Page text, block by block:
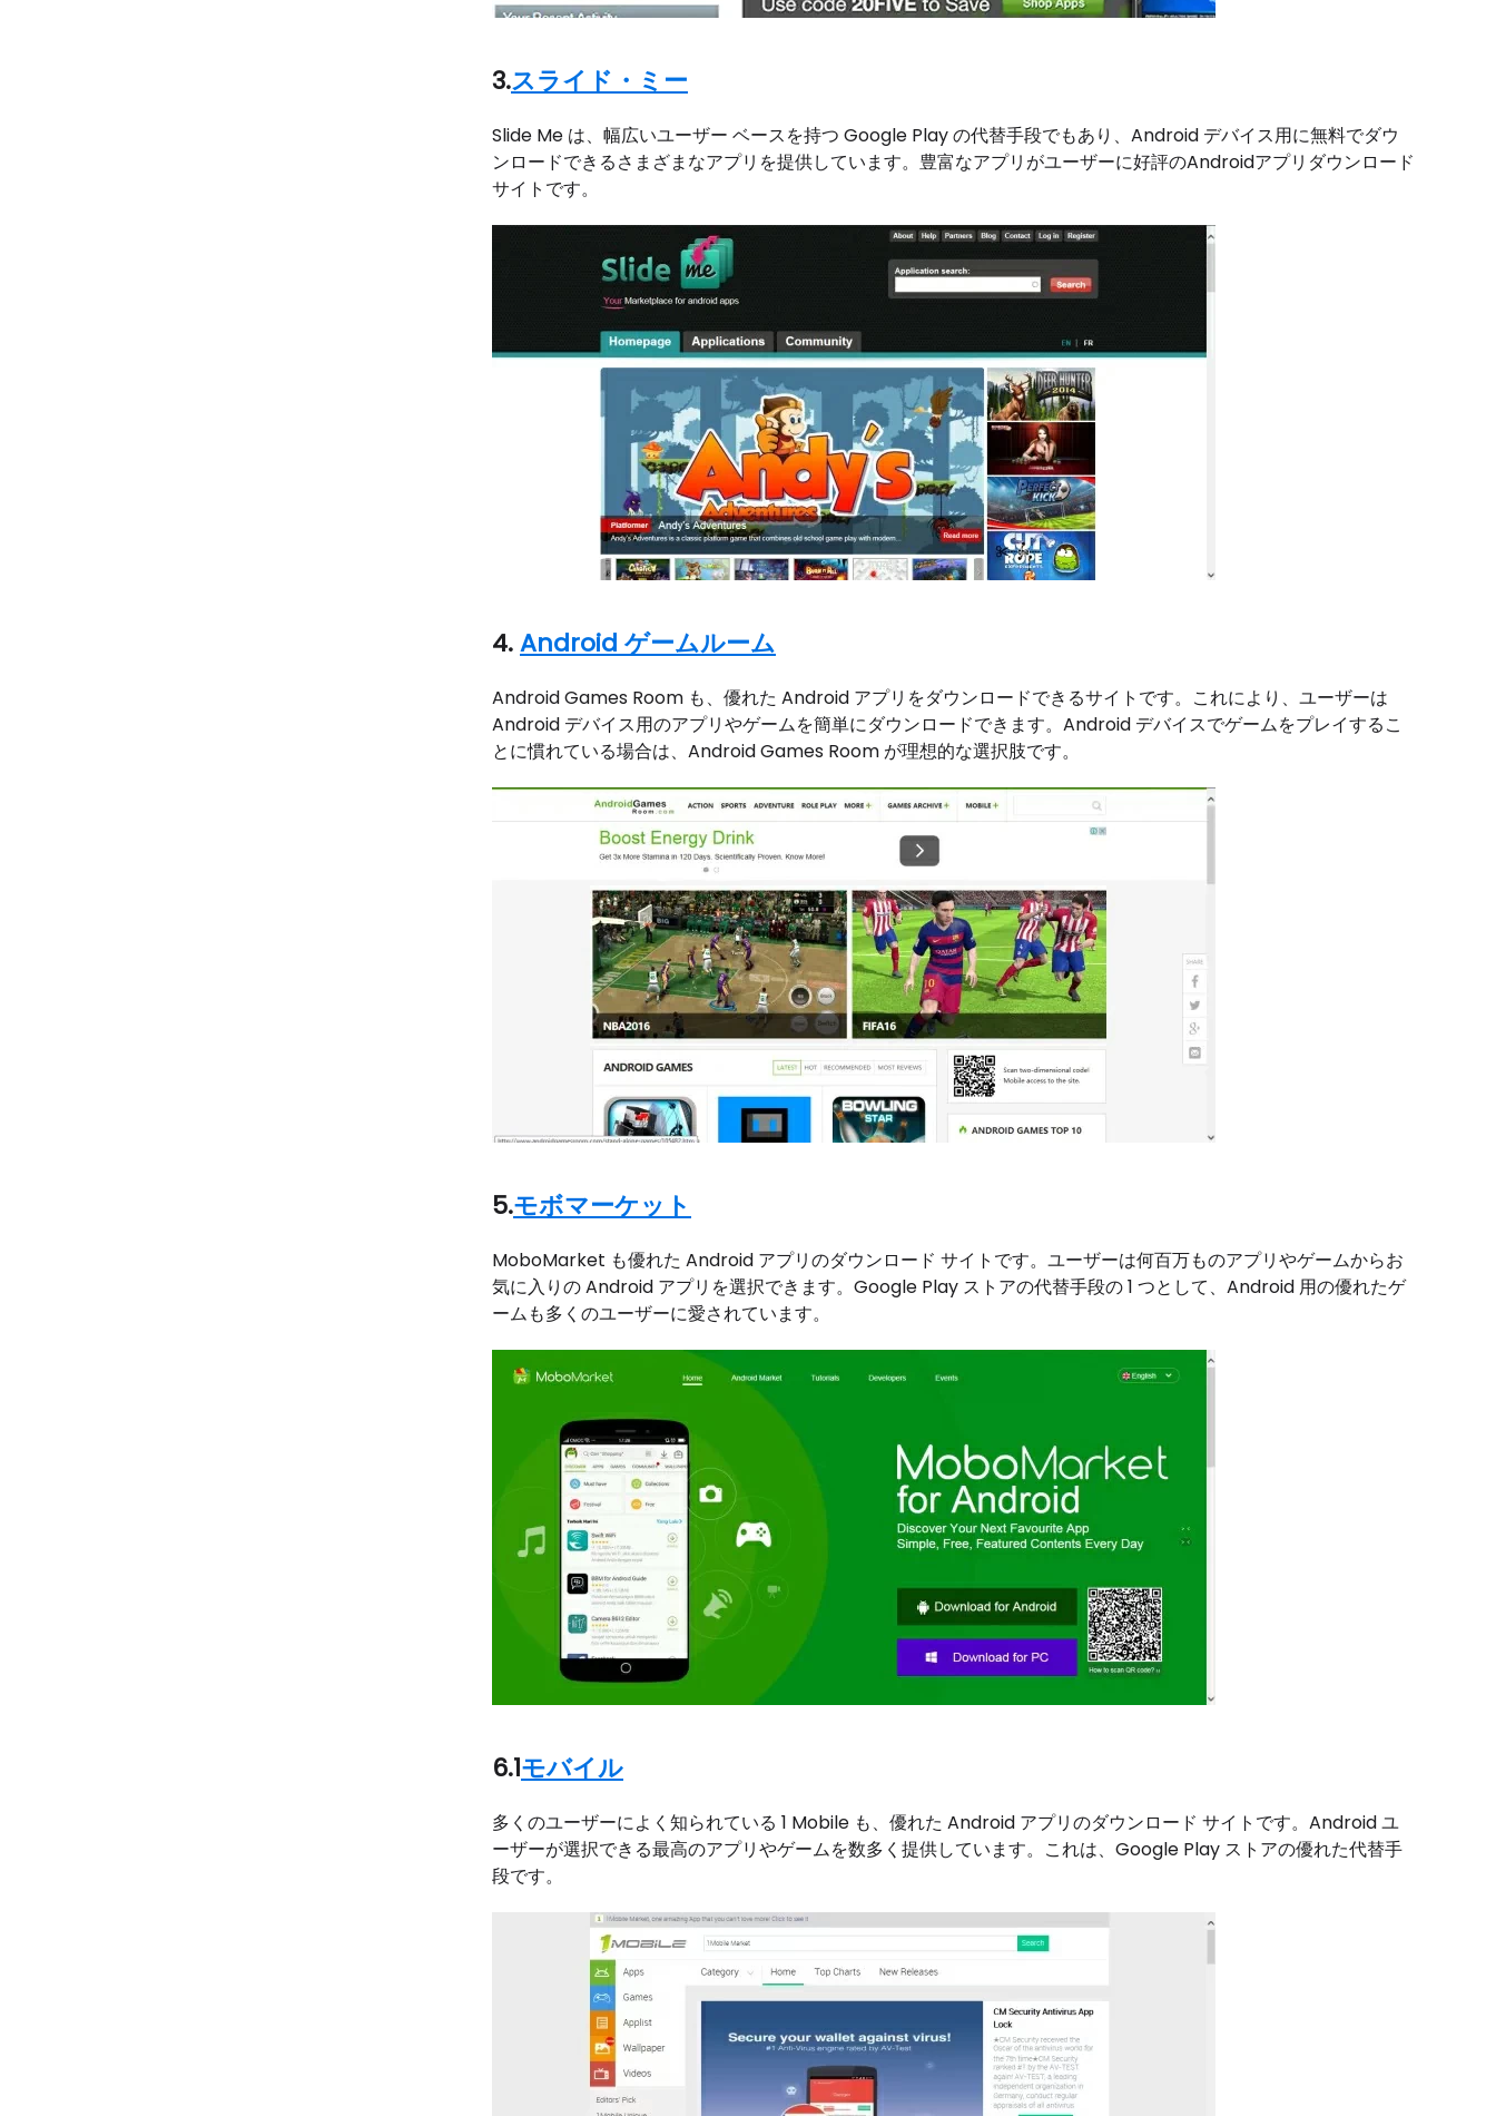
3.スライド・ミー
Slide Me は、幅広いユーザー ベースを持つ Google Play の代替手段でもあり、Android デバイス用に無料でダウ
ンロードできるさまざまなアプリを提供しています。豊富なアプリがユーザーに好評のAndroidアプリダウンロード
サイトです。
4.Android ゲームルーム
Android Games Room も、優れた Android アプリをダウンロードできるサイトです。これにより、ユーザーは
Android デバイス用のアプリやゲームを簡単にダウンロードできます。Android デバイスでゲームをプレイするこ
とに慣れている場合は、Android Games Room が理想的な選択肢です。
5.モボマーケット
MoboMarket も優れた Android アプリのダウンロード サイトです。ユーザーは何百万ものアプリやゲームからお
気に入りの Android アプリを選択できます。Google Play ストアの代替手段の 1 つとして、Android 用の優れたゲ
ームも多くのユーザーに愛されています。
6.1モバイル
多くのユーザーによく知られている 1 Mobile も、優れた Android アプリのダウンロード サイトです。Android ユ
ーザーが選択できる最高のアプリやゲームを数多く提供しています。これは、Google Play ストアの優れた代替手
段です。